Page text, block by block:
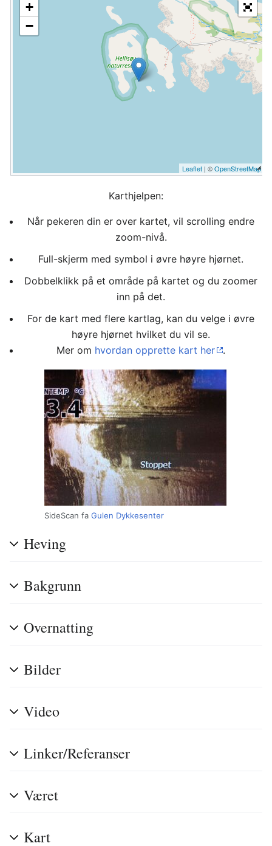
+
−
Leaflet | ©OpenStreetMap
Karthjelpen:
Når pekeren din er over kartet, vil scrolling endre
zoom-nivå.
Full-skjerm med symbol i øvre høyre hjørnet.
Dobbelklikk på et område på kartet og du zoomer
inn på det.
For de kart med flere kartlag, kan du velge i øvre
høyre hjørnet hvilket du vil se.
Mer om hvordan opprette kart her .
SideScan fa Gulen Dykkesenter
Heving
Bakgrunn
Overnatting
Bilder
Video
Linker/Referanser
Været
Kart